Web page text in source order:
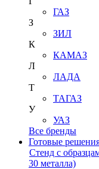
ГАЗ
З
ЗИЛ
К
КАМАЗ
Л
ЛАДА
Т
ТАГАЗ
У
УАЗ
Все бренды
Готовые
Стенд с
30 металла)